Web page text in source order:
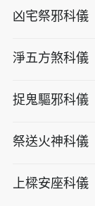
凶宅祭邪科儀
淨五方煞科儀
捉鬼驅邪科儀
祭送火神科儀
上樑安座科儀